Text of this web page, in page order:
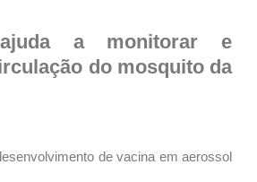
a monitorar e
do mosquito da